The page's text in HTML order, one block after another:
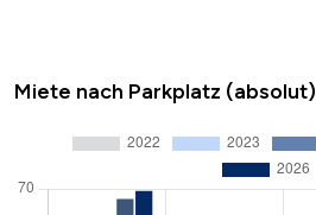
Miete nach Parkplatz (absolut)